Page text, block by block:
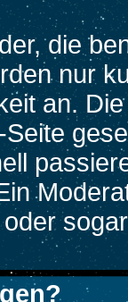
die
nur
an.